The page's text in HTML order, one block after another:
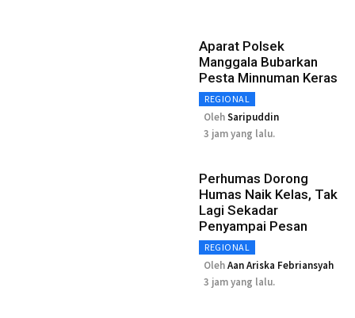
Aparat Polsek
Manggala Bubarkan
Pesta Minnuman Keras
REGIONAL
OlehSaripuddin
3 jam yang lalu.
Perhumas Dorong
Humas Naik Kelas, Tak
Lagi Sekadar
Penyampai Pesan
REGIONAL
OlehAan Ariska Febriansyah
3 jam yang lalu.